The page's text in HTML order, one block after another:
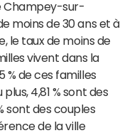
Champey-sur-
moins de 30 ans et à
le taux de moins de
vivent dans la
% de ces familles
4,81 % sont des
sont des couples
de la ville